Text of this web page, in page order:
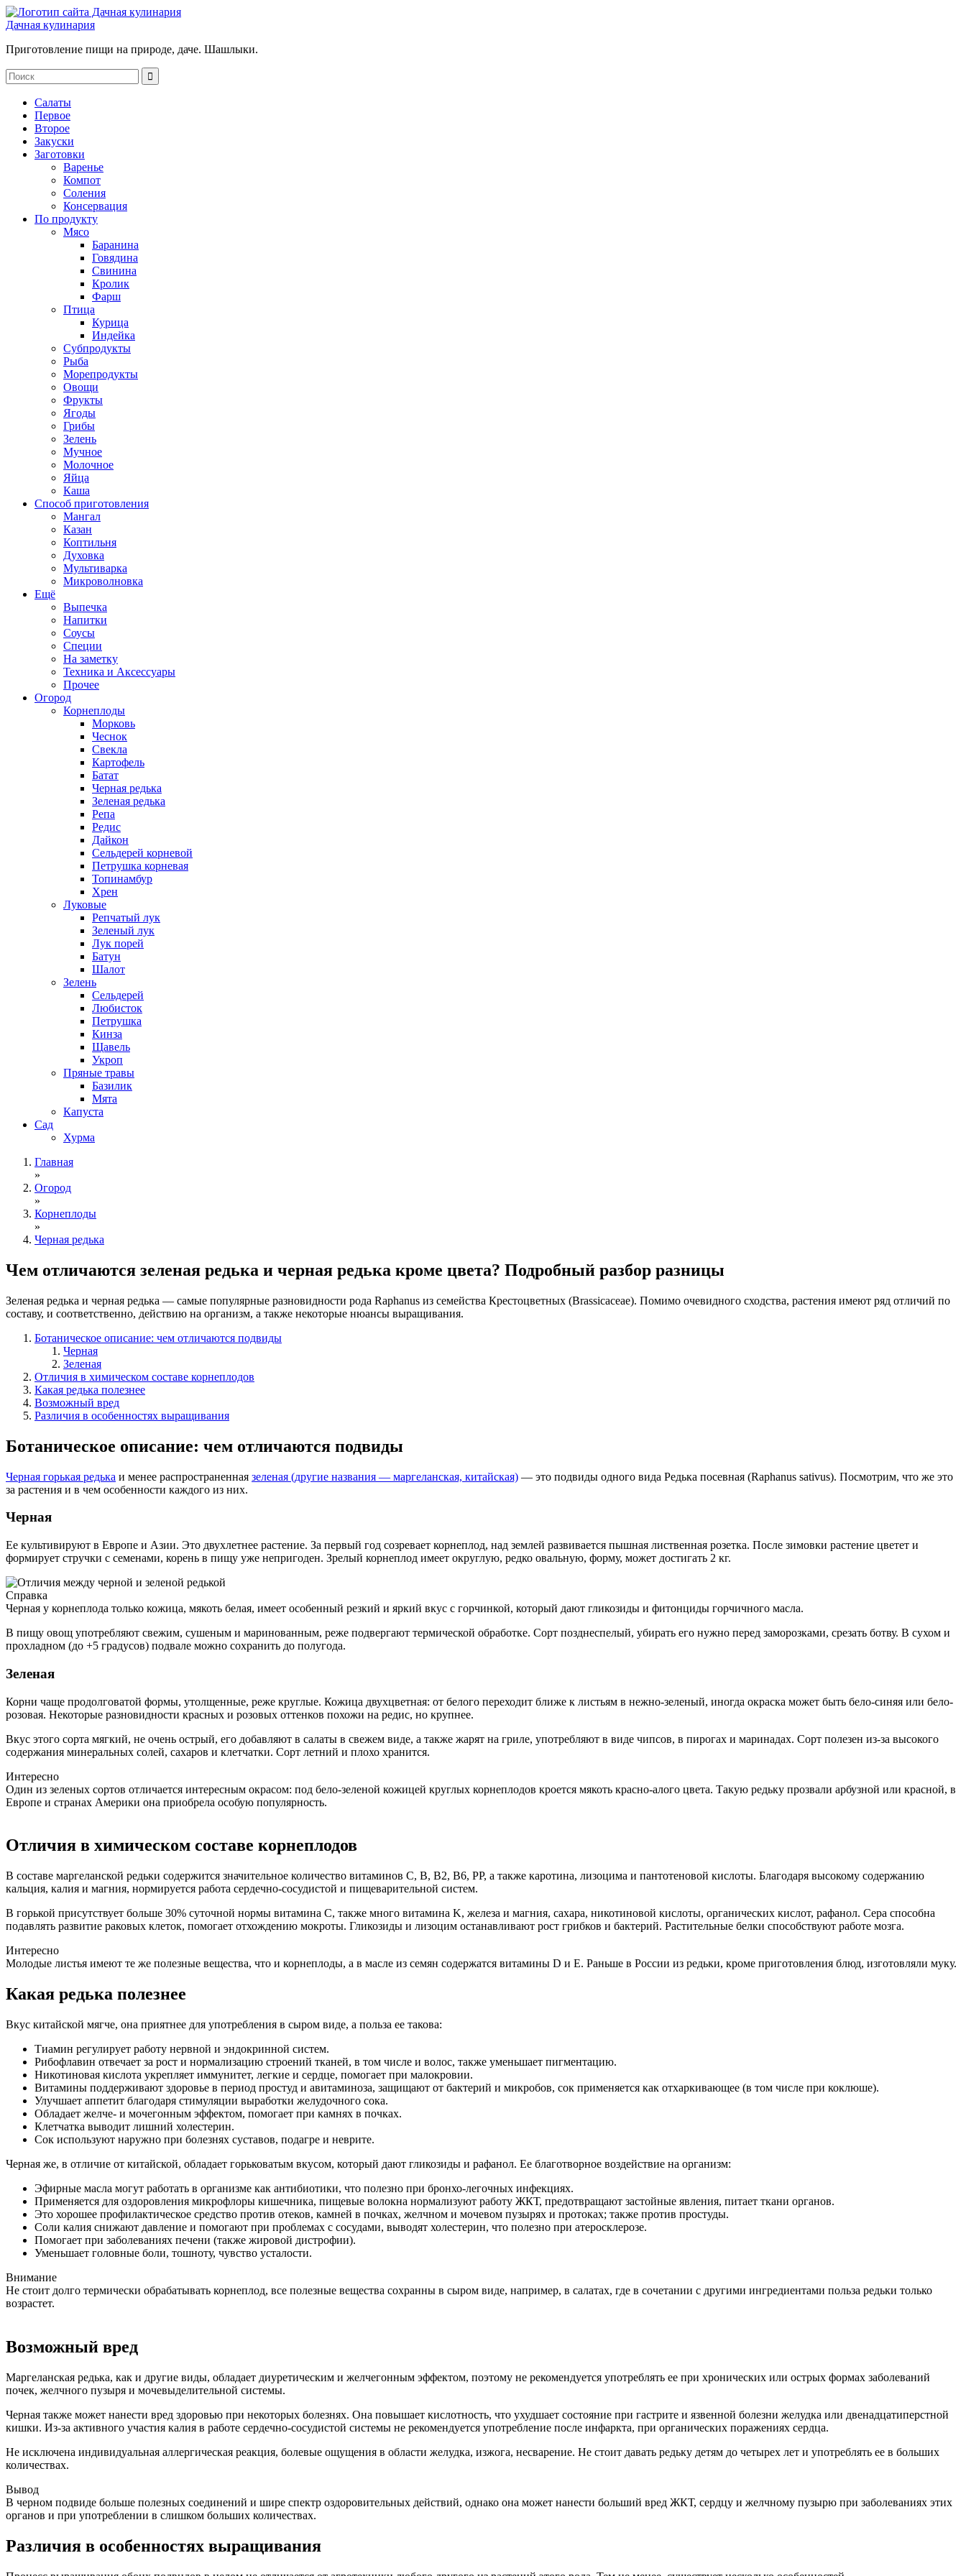
Дачная кулинария
Приготовление пищи на природе, даче. Шашлыки.
Салаты
Первое
Второе
Закуски
Заготовки
Варенье
Компот
Соления
Консервация
По продукту
Мясо
Баранина
Говядина
Свинина
Кролик
Фарш
Птица
Курица
Индейка
Субпродукты
Рыба
Морепродукты
Овощи
Фрукты
Ягоды
Грибы
Зелень
Мучное
Молочное
Яйца
Каша
Способ приготовления
Мангал
Казан
Коптильня
Духовка
Мультиварка
Микроволновка
Ещё
Выпечка
Напитки
Соусы
Специи
На заметку
Техника и Аксессуары
Прочее
Огород
Корнеплоды
Морковь
Чеснок
Свекла
Картофель
Батат
Черная редька
Зеленая редька
Репа
Редис
Дайкон
Сельдерей корневой
Петрушка корневая
Топинамбур
Хрен
Луковые
Репчатый лук
Зеленый лук
Лук порей
Батун
Шалот
Зелень
Сельдерей
Любисток
Петрушка
Кинза
Щавель
Укроп
Пряные травы
Базилик
Мята
Капуста
Сад
Хурма
Главная
»
Огород
»
Корнеплоды
»
Черная редька
Чем отличаются зеленая редька и черная редька кроме цвета? Подробный разбор разницы
Зеленая редька и черная редька — самые популярные разновидности рода Raphanus из семейства Крестоцветных (Brassicaceae). Помимо очевидного сходства, растения имеют ряд отличий по
составу, и соответственно, действию на организм, а также некоторые нюансы выращивания.
Ботаническое описание: чем отличаются подвиды
Черная
Зеленая
Отличия в химическом составе корнеплодов
Какая редька полезнее
Возможный вред
Различия в особенностях выращивания
Ботаническое описание: чем отличаются подвиды
Черная горькая редька и менее распространенная зеленая (другие названия — маргеланская, китайская) — это подвиды одного вида Редька посевная (Raphanus sativus). Посмотрим, что же это
за растения и в чем особенности каждого из них.
Черная
Ее культивируют в Европе и Азии. Это двухлетнее растение. За первый год созревает корнеплод, над землей развивается пышная лиственная розетка. После зимовки растение цветет и
формирует стручки с семенами, корень в пищу уже непригоден. Зрелый корнеплод имеет округлую, редко овальную, форму, может достигать 2 кг.
Справка
Черная у корнеплода только кожица, мякоть белая, имеет особенный резкий и яркий вкус с горчинкой, который дают гликозиды и фитонциды горчичного масла.
В пищу овощ употребляют свежим, сушеным и маринованным, реже подвергают термической обработке. Сорт позднеспелый, убирать его нужно перед заморозками, срезать ботву. В сухом и
прохладном (до +5 градусов) подвале можно сохранить до полугода.
Зеленая
Корни чаще продолговатой формы, утолщенные, реже круглые. Кожица двухцветная: от белого переходит ближе к листьям в нежно-зеленый, иногда окраска может быть бело-синяя или бело-
розовая. Некоторые разновидности красных и розовых оттенков похожи на редис, но крупнее.
Вкус этого сорта мягкий, не очень острый, его добавляют в салаты в свежем виде, а также жарят на гриле, употребляют в виде чипсов, в пирогах и маринадах. Сорт полезен из-за высокого
содержания минеральных солей, сахаров и клетчатки. Сорт летний и плохо хранится.
Интересно
Один из зеленых сортов отличается интересным окрасом: под бело-зеленой кожицей круглых корнеплодов кроется мякоть красно-алого цвета. Такую редьку прозвали арбузной или красной, в
Европе и странах Америки она приобрела особую популярность.
Отличия в химическом составе корнеплодов
В составе маргеланской редьки содержится значительное количество витаминов C, B, B2, B6, PP, а также каротина, лизоцима и пантотеновой кислоты. Благодаря высокому содержанию
кальция, калия и магния, нормируется работа сердечно-сосудистой и пищеварительной систем.
В горькой присутствует больше 30% суточной нормы витамина C, также много витамина K, железа и магния, сахара, никотиновой кислоты, органических кислот, рафанол. Сера способна
подавлять развитие раковых клеток, помогает отхождению мокроты. Гликозиды и лизоцим останавливают рост грибков и бактерий. Растительные белки способствуют работе мозга.
Интересно
Молодые листья имеют те же полезные вещества, что и корнеплоды, а в масле из семян содержатся витамины D и E. Раньше в России из редьки, кроме приготовления блюд, изготовляли муку.
Какая редька полезнее
Вкус китайской мягче, она приятнее для употребления в сыром виде, а польза ее такова:
Тиамин регулирует работу нервной и эндокринной систем.
Рибофлавин отвечает за рост и нормализацию строений тканей, в том числе и волос, также уменьшает пигментацию.
Никотиновая кислота укрепляет иммунитет, легкие и сердце, помогает при малокровии.
Витамины поддерживают здоровье в период простуд и авитаминоза, защищают от бактерий и микробов, сок применяется как отхаркивающее (в том числе при коклюше).
Улучшает аппетит благодаря стимуляции выработки желудочного сока.
Обладает желче- и мочегонным эффектом, помогает при камнях в почках.
Клетчатка выводит лишний холестерин.
Сок используют наружно при болезнях суставов, подагре и неврите.
Черная же, в отличие от китайской, обладает горьковатым вкусом, который дают гликозиды и рафанол. Ее благотворное воздействие на организм:
Эфирные масла могут работать в организме как антибиотики, что полезно при бронхо-легочных инфекциях.
Применяется для оздоровления микрофлоры кишечника, пищевые волокна нормализуют работу ЖКТ, предотвращают застойные явления, питает ткани органов.
Это хорошее профилактическое средство против отеков, камней в почках, желчном и мочевом пузырях и протоках; также против простуды.
Соли калия снижают давление и помогают при проблемах с сосудами, выводят холестерин, что полезно при атеросклерозе.
Помогает при заболеваниях печени (также жировой дистрофии).
Уменьшает головные боли, тошноту, чувство усталости.
Внимание
Не стоит долго термически обрабатывать корнеплод, все полезные вещества сохранны в сыром виде, например, в салатах, где в сочетании с другими ингредиентами польза редьки только
возрастет.
Возможный вред
Маргеланская редька, как и другие виды, обладает диуретическим и желчегонным эффектом, поэтому не рекомендуется употреблять ее при хронических или острых формах заболеваний
почек, желчного пузыря и мочевыделительной системы.
Черная также может нанести вред здоровью при некоторых болезнях. Она повышает кислотность, что ухудшает состояние при гастрите и язвенной болезни желудка или двенадцатиперстной
кишки. Из-за активного участия калия в работе сердечно-сосудистой системы не рекомендуется употребление после инфаркта, при органических поражениях сердца.
Не исключена индивидуальная аллергическая реакция, болевые ощущения в области желудка, изжога, несварение. Не стоит давать редьку детям до четырех лет и употреблять ее в больших
количествах.
Вывод
В черном подвиде больше полезных соединений и шире спектр оздоровительных действий, однако она может нанести больший вред ЖКТ, сердцу и желчному пузырю при заболеваниях этих
органов и при употреблении в слишком больших количествах.
Различия в особенностях выращивания